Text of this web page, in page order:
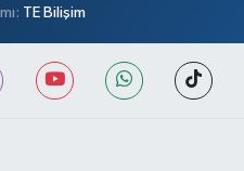
TE Bilişim